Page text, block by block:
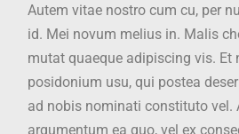
Autem vitae nostro cum cu, per
id. Mei novum melius in. Malis
mutat quaeque adipiscing vis. Et
posidonium usu, qui postea
ad nobis nominati constituto vel.
argumentum ea quo, vel ex